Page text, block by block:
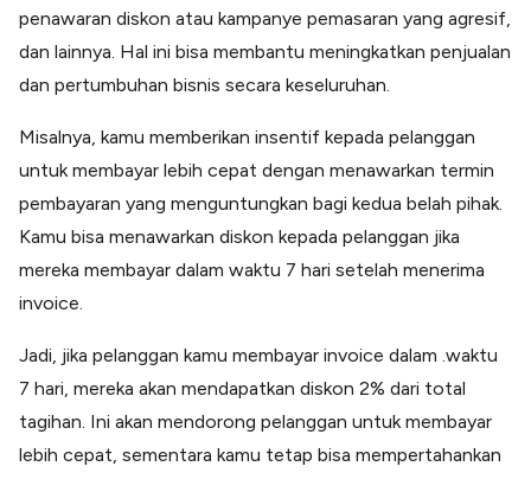
penawaran diskon atau kampanye pemasaran yang agresif,
dan lainnya. Hal ini bisa membantu meningkatkan penjualan
dan pertumbuhan bisnis secara keseluruhan.
Misalnya, kamu memberikan insentif kepada pelanggan
untuk membayar lebih cepat dengan menawarkan termin
pembayaran yang menguntungkan bagi kedua belah pihak.
Kamu bisa menawarkan diskon kepada pelanggan jika
mereka membayar dalam waktu 7 hari setelah menerima
invoice.
Jadi, jika pelanggan kamu membayar invoice dalam .waktu
7 hari, mereka akan mendapatkan diskon 2% dari total
tagihan. Ini akan mendorong pelanggan untuk membayar
lebih cepat, sementara kamu tetap bisa mempertahankan